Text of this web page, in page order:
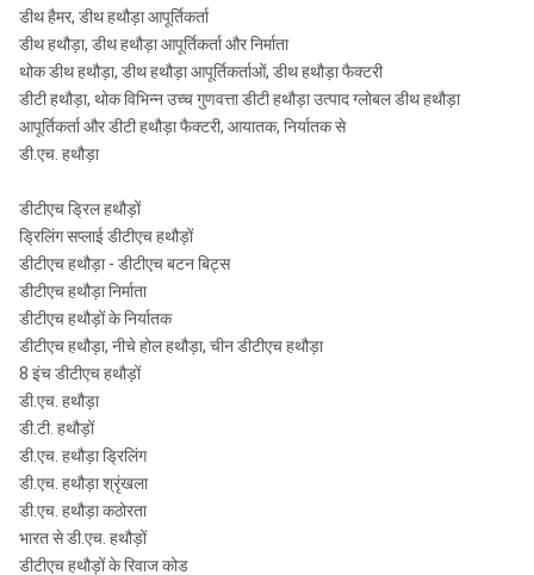
डीथ हैमर, डीथ हथौड़ा आपूर्तिकर्ता
डीथ हथौड़ा, डीथ हथौड़ा आपूर्तिकर्ता और निर्माता
थोक डीथ हथौड़ा, डीथ हथौड़ा आपूर्तिकर्ताओं, डीथ हथौड़ा फैक्टरी
डीटी हथौड़ा, थोक विभिन्न उच्च गुणवत्ता डीटी हथौड़ा उत्पाद ग्लोबल डीथ हथौड़ा
आपूर्तिकर्ता और डीटी हथौड़ा फैक्टरी, आयातक, निर्यातक से
डी.एच. हथौड़ा
डीटीएच ड्रिल हथौड़ों
ड्रिलिंग सप्लाई डीटीएच हथौड़ों
डीटीएच हथौड़ा - डीटीएच बटन बिट्स
डीटीएच हथौड़ा निर्माता
डीटीएच हथौड़ों के निर्यातक
डीटीएच हथौड़ा, नीचे होल हथौड़ा, चीन डीटीएच हथौड़ा
8 इंच डीटीएच हथौड़ों
डी.एच. हथौड़ा
डी.टी. हथौड़ों
डी.एच. हथौड़ा ड्रिलिंग
डी.एच. हथौड़ा श्रृंखला
डी.एच. हथौड़ा कठोरता
भारत से डी.एच. हथौड़ों
डीटीएच हथौड़ों के रिवाज कोड